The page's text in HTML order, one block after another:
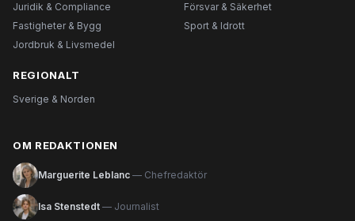
Juridik & Compliance
Försvar & Säkerhet
Fastigheter & Bygg
Sport & Idrott
Jordbruk & Livsmedel
REGIONALT
Sverige & Norden
OM REDAKTIONEN
Marguerite Leblanc — Chefredaktör
Isa Stenstedt — Journalist